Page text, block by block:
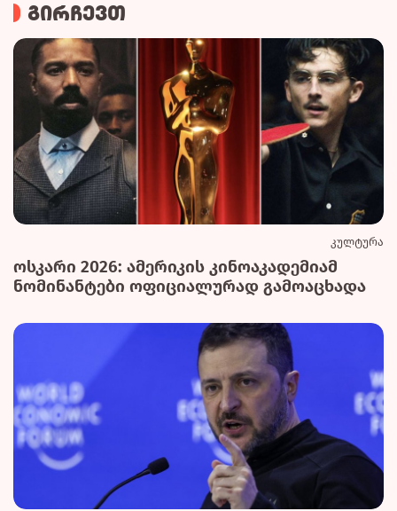
გირჩევთ
კულტურა
ოსკარი 2026: ამერიკის კინოაკადემიამ
ნომინანტები ოფიციალურად გამოაცხადა